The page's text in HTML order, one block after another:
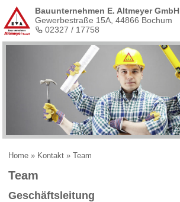
Bauunternehmen E. Altmeyer GmbH
Gewerbestraße 15A, 44866 Bochum
02327 / 17758
Home » Kontakt » Team
Team
Geschäftsleitung